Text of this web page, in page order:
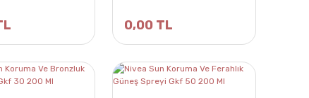
0,00 TL